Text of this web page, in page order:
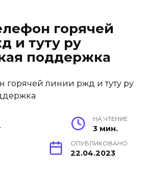
горячей
и туту ру
поддержка
НА ЧТЕНИЕ
3 мин.
ОПУБЛИКОВАНО
22.04.2023